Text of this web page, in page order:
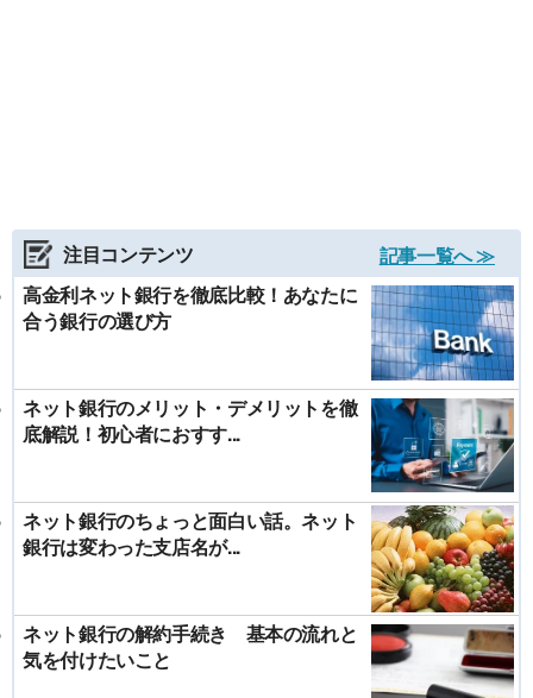
注目コンテンツ
記事一覧へ ≫
高金利ネット銀行を徹底比較！あなたに
合う銀行の選び方
ネット銀行のメリット・デメリットを徹
底解説！初心者におすす...
ネット銀行のちょっと面白い話。ネット
銀行は変わった支店名が...
ネット銀行の解約手続き 基本の流れと
気を付けたいこと